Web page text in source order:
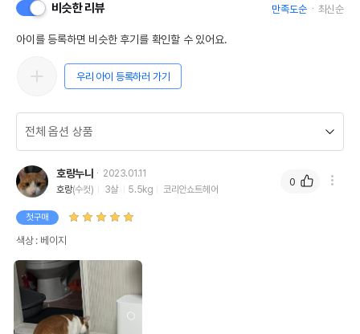
비슷한 리뷰 만족도순 최신순
아이를 등록하면 비슷한 후기를 확인할 수 있어요.
우리 아이 등록하러 가기
호랑누나
2023.01.11
호랑(수컷) 3살 5.5kg 코리안쇼트헤어
첫구매
색상 : 베이지
0